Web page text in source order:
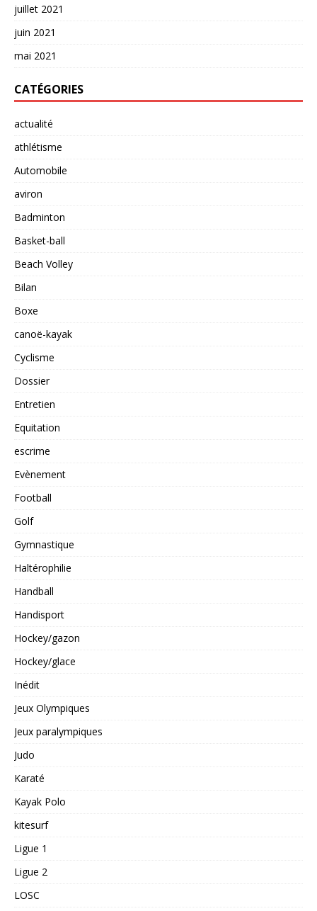
juillet 2021
juin 2021
mai 2021
CATÉGORIES
actualité
athlétisme
Automobile
aviron
Badminton
Basket-ball
Beach Volley
Bilan
Boxe
canoë-kayak
Cyclisme
Dossier
Entretien
Equitation
escrime
Evènement
Football
Golf
Gymnastique
Haltérophilie
Handball
Handisport
Hockey/gazon
Hockey/glace
Inédit
Jeux Olympiques
Jeux paralympiques
Judo
Karaté
Kayak Polo
kitesurf
Ligue 1
Ligue 2
LOSC